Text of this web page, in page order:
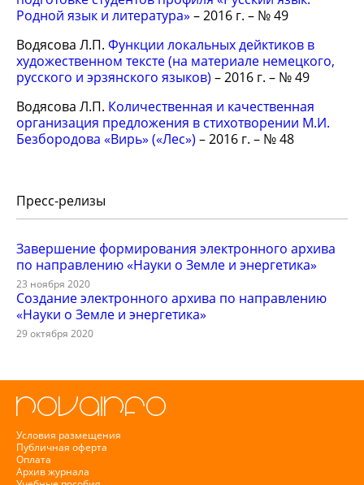
Родной язык и литература» – 2016 г. – № 49
Водясова Л.П. Функции локальных дейктиков в
художественном тексте (на материале немецкого,
русского и эрзянского языков) – 2016 г. – № 49
Водясова Л.П. Количественная и качественная
организация предложения в стихотворении М.И.
Безбородова «Вирь» («Лес») – 2016 г. – № 48
Пресс-релизы
Завершение формирования электронного архива
по направлению «Науки о Земле и энергетика»
23 ноября 2020
Создание электронного архива по направлению
«Науки о Земле и энергетика»
29 октября 2020
Условия размещения
Публичная оферта
Оплата
Архив журнала